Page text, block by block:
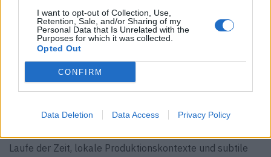
I want to opt-out of Collection, Use,
Retention, Sale, and/or Sharing of my
Personal Data that Is Unrelated with the
Purposes for which it was collected.
Opted Out
CONFIRM
Data Deletion Data Access Privacy Policy
Räume, die schnell und effektiv über Bilder
kommunizieren. Es gibt auch ein starkes Verlangen nach
Identität, doch paradoxerweise wird diese Identität durch
bis zum Überdruss geteilte visuelle Codes aufgebaut und
nicht durch wirklich persönliche Erzählungen. Prozess,
Handwerkskunst und die Tiefe der Materialien – allesamt
scheinen derzeit übersehen zu werden. Die Beziehung
Laufe der Zeit, lokale Produktionskontexte und subtile